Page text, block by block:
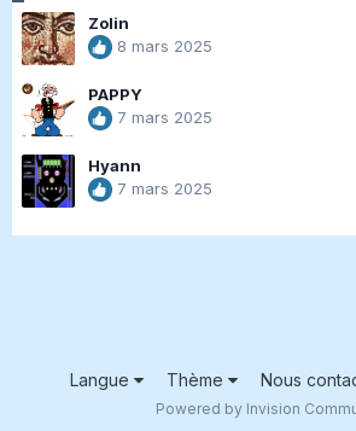
Zolin
8 mars 2025
PAPPY
7 mars 2025
Hyann
7 mars 2025
Langue Thème Nous
Powered by Invision